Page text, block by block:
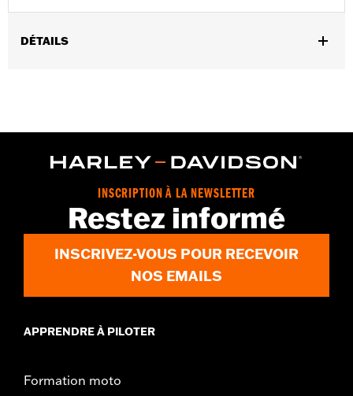
DÉTAILS
Vendu à l'unité:Chaque
Unité de mesure de taille de jante:Pouces
INSCRIPTION À LA NEWSLETTER
Restez informé
INSCRIVEZ-VOUS POUR RECEVOIR
NOS EMAILS
APPRENDRE À PILOTER
Formation moto